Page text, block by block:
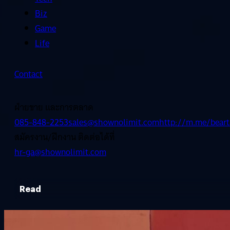
Biz
Game
Life
Contact
ฝ่ายขาย และการตลาด
085-848-2253sales@shownolimit.comhttp://m.me/
สมัครงาน/ฝึกงาน ติดต่อได้ที่
hr-ga@shownolimit.com
Read